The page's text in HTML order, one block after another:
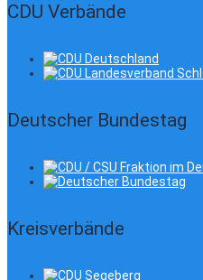
CDU Verbände
Deutscher Bundestag
Kreisverbände